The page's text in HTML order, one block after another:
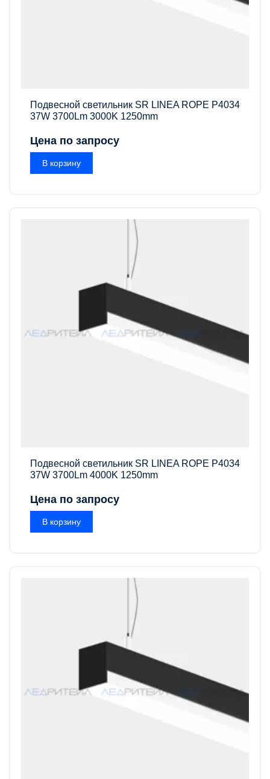
Подвесной светильник SR LINEA ROPE P4034
37W 3700Lm 3000K 1250mm
Цена по запросу
В корзину
Подвесной светильник SR LINEA ROPE P4034
37W 3700Lm 4000K 1250mm
Цена по запросу
В корзину